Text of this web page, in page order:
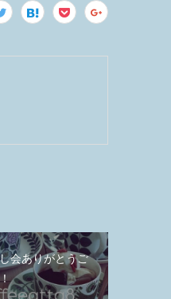
会ありがとうご